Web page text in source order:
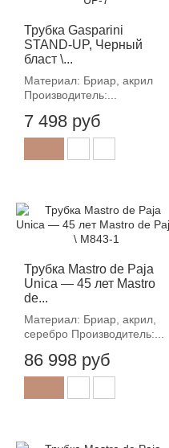
Трубка Gasparini
STAND-UP, Черный
бласт \...
Материал: Бриар, акрил
Производитель:...
7 498 руб
Трубка Mastro de Paja
Unica — 45 лет Mastro
de...
Материал: Бриар, акрил,
серебро Производитель:...
86 998 руб